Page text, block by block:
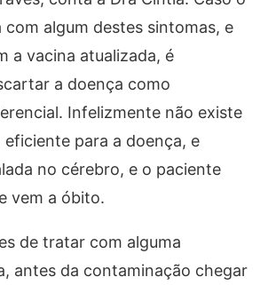
com algum destes sintomas, e
a vacina atualizada, é
a doença como
Infelizmente não existe
para a doença, e
no cérebro, e o paciente
vem a óbito.
de tratar com alguma
antes da contaminação chegar